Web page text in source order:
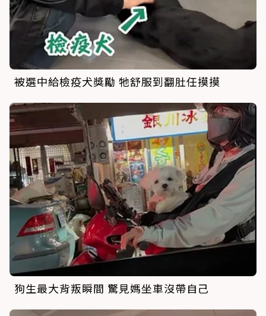
被選中給檢疫犬獎勵 牠舒服到翻肚任摸摸
狗生最大背叛瞬間 驚見媽坐車沒帶自己